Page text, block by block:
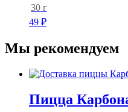
30 г
49 ₽
Мы рекомендуем
Пицца